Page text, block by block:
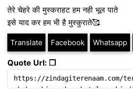
तेरे चेहरे की मुस्कराहट हम नही भूल पाते
इसे याद कर हम भी है मुस्कुराते🥰
Translate Facebook Whatsapp
Quote Url: ❐